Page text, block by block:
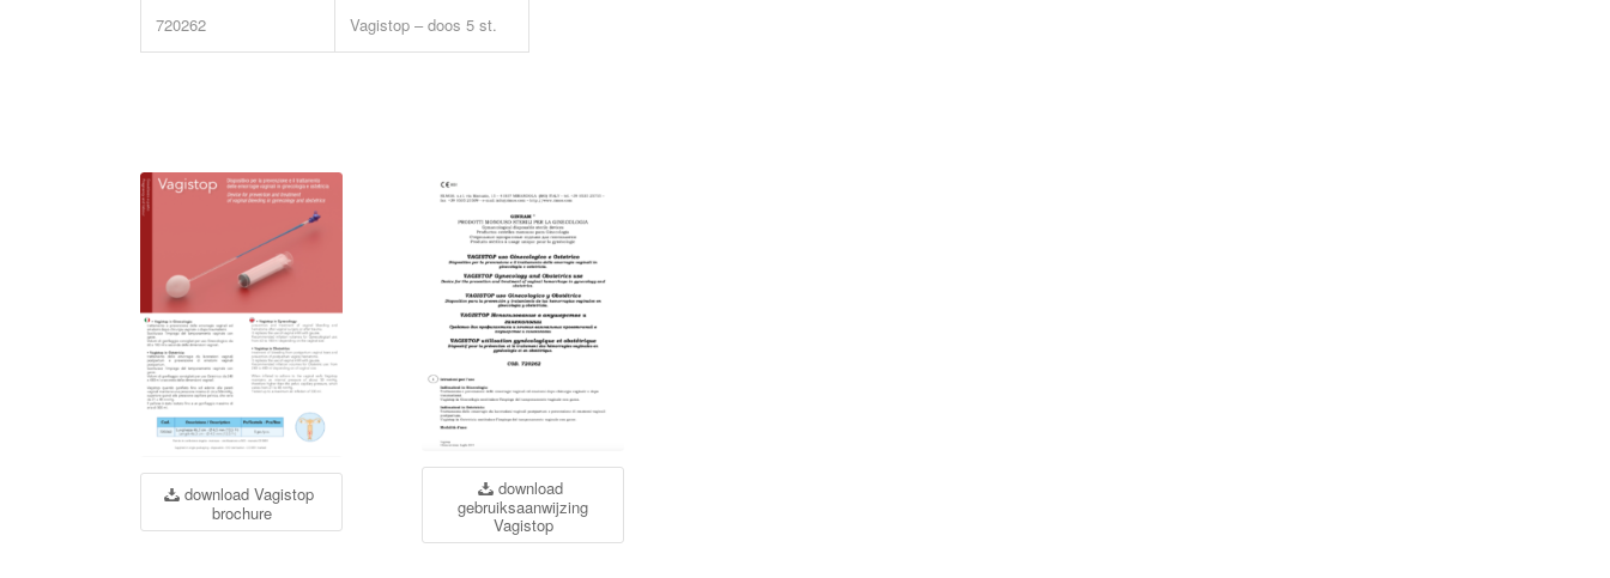
720262 Vagistop – doos 5 st.
download Vagistop
brochure
download
gebruiksaanwijzing
Vagistop